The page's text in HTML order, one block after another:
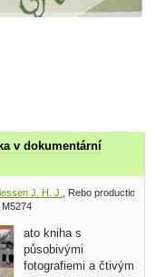
v dokumentární
J. H. J.
, Rebo productions 2008
ato kniha s
působivými
fotografiemi a čtivým